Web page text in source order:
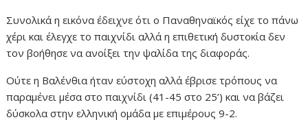
Συνολικά η εικόνα έδειχνε ότι ο Παναθηναϊκός είχε το πάνω
χέρι και έλεγχε το παιχνίδι αλλά η επιθετική δυστοκία δεν
τον βοήθησε να ανοίξει την ψαλίδα της διαφοράς.
Ούτε η Βαλένθια ήταν εύστοχη αλλά έβρισε τρόπους να
παραμένει μέσα στο παιχνίδι (41-45 στο 25’) και να βάζει
δύσκολα στην ελληνική ομάδα με επιμέρους 9-2.